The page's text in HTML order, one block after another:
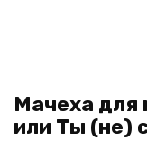
Мачеха для
или Ты (не)